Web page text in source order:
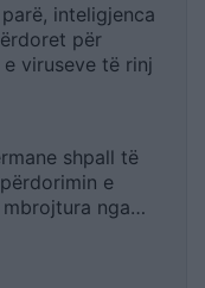
inteligjenca
për
viruseve të rinj
shpall të
e
nga